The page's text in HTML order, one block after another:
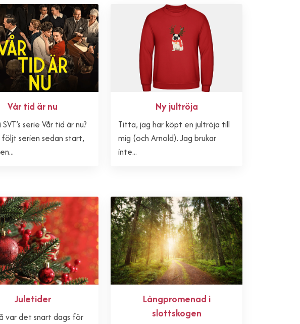
Vår tid är nu
serie Vår tid är nu?
följt serien sedan start,
Ny jultröja
Titta, jag har köpt en jultröja till
mig (och Arnold). Jag brukar
inte...
Juletider
var det snart dags för
Långpromenad i
slottskogen